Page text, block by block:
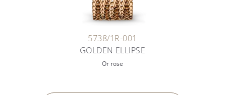
5738/1R-001
GOLDEN ELLIPSE
Or rose